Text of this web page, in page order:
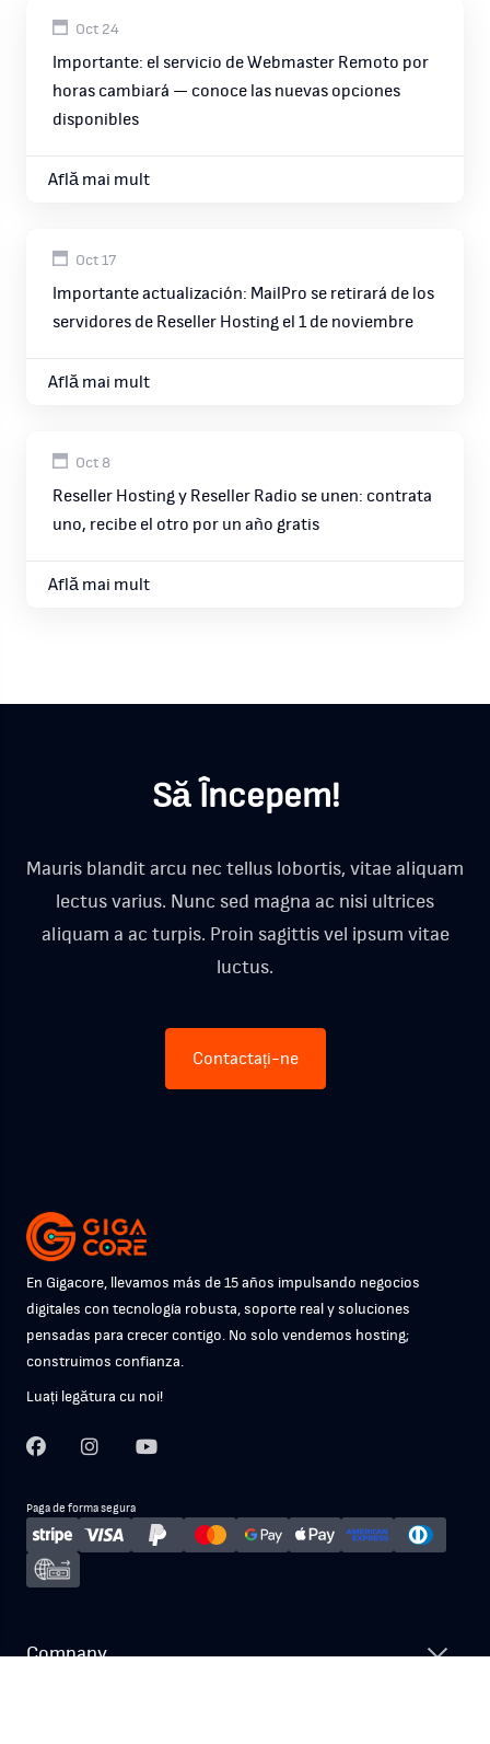
Oct 24
Importante: el servicio de Webmaster Remoto por
horas cambiará — conoce las nuevas opciones
disponibles
Află mai mult
Oct 17
Importante actualización: MailPro se retirará de los
servidores de Reseller Hosting el 1 de noviembre
Află mai mult
Oct 8
Reseller Hosting y Reseller Radio se unen: contrata
uno, recibe el otro por un año gratis
Află mai mult
Să Începem!
Mauris blandit arcu nec tellus lobortis, vitae aliquam
lectus varius. Nunc sed magna ac nisi ultrices
aliquam a ac turpis. Proin sagittis vel ipsum vitae
luctus.
Contactați-ne
En Gigacore, llevamos más de 15 años impulsando negocios
digitales con tecnología robusta, soporte real y soluciones
pensadas para crecer contigo. No solo vendemos hosting;
construimos confianza.
Luați legătura cu noi!
Paga de forma segura
Company